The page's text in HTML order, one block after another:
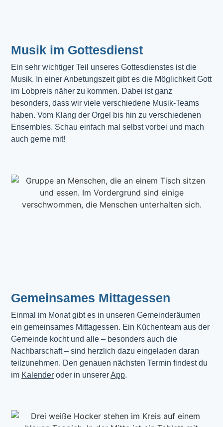
Musik im Gottesdienst​
Ein sehr wichtiger Teil unseres Gottesdienstes ist die
Musik. In einer Anbetungszeit gibt es die Möglichkeit Gott
im Lobpreis näher zu kommen. Dabei ist ganz
besonders, dass wir viele verschiedene Musik-Teams
haben. Vom Klang der Orgel bis hin zu verschiedenen
Ensembles. Schau einfach mal selbst vorbei und mach
auch gerne mit!
Gemeinsames Mittagessen
Einmal im Monat gibt es in unseren Gemeinderäumen
ein gemeinsames Mittagessen. Ein Küchenteam aus der
Gemeinde kocht und alle – besonders auch die
Nachbarschaft – sind herzlich dazu eingeladen daran
teilzunehmen. Den genauen nächsten Termin findest du
im Kalender oder in unserer App.